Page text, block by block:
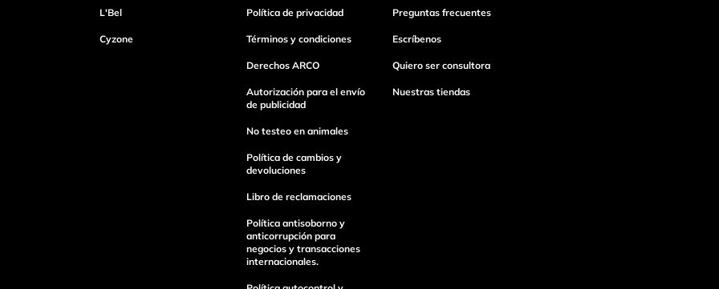
Escribe un comentario
Enviar Comentario
L'Bel
Cyzone
Política de privacidad
Términos y condiciones
Derechos ARCO
Autorización para el envío
de publicidad
No testeo en animales
Política de cambios y
devoluciones
Libro de reclamaciones
Política antisoborno y
anticorrupción para
negocios y transacciones
internacionales.
Preguntas frecuentes
Escríbenos
Quiero ser consultora
Nuestras tiendas